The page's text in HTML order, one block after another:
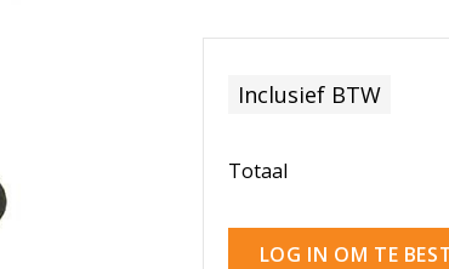
Inclusief BTW
Totaal
LOG IN OM TE